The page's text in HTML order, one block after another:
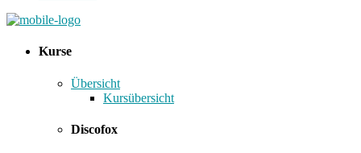
Kurse
Übersicht
Kursübersicht
Discofox